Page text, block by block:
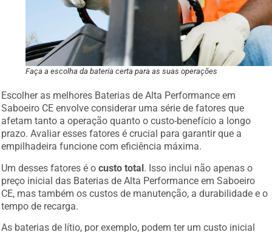
Faça a escolha da bateria certa para as suas operações
Escolher as melhores Baterias de Alta Performance em
Saboeiro CE envolve considerar uma série de fatores que
afetam tanto a operação quanto o custo-benefício a longo
prazo. Avaliar esses fatores é crucial para garantir que a
empilhadeira funcione com eficiência máxima.
Um desses fatores é ocusto total. Isso inclui não apenas o
preço inicial das Baterias de Alta Performance em Saboeiro
CE, mas também os custos de manutenção, a durabilidade e o
tempo de recarga.
As baterias de lítio, por exemplo, podem ter um custo inicial